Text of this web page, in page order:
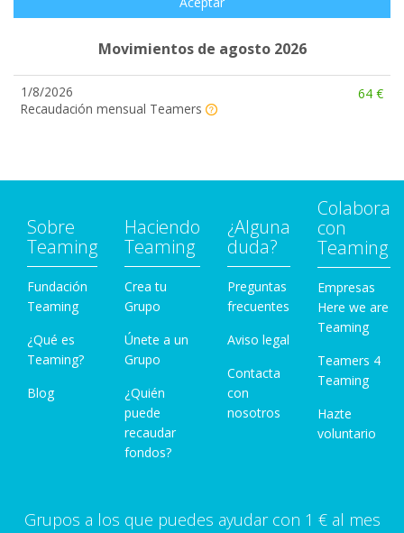
Movimientos de agosto 2026
1/8/2026
Recaudación mensual Teamers
64 €
Sobre
Teaming
Fundación
Teaming
¿Qué es
Teaming?
Blog
Haciendo
Teaming
Crea tu
Grupo
Únete a un
Grupo
¿Quién
puede
recaudar
fondos?
¿Alguna
duda?
Preguntas
frecuentes
Aviso legal
Contacta
con
nosotros
Colabora
con
Teaming
Empresas
Here we are
Teaming
Teamers 4
Teaming
Hazte
voluntario
Grupos a los que puedes ayudar con 1 € al mes